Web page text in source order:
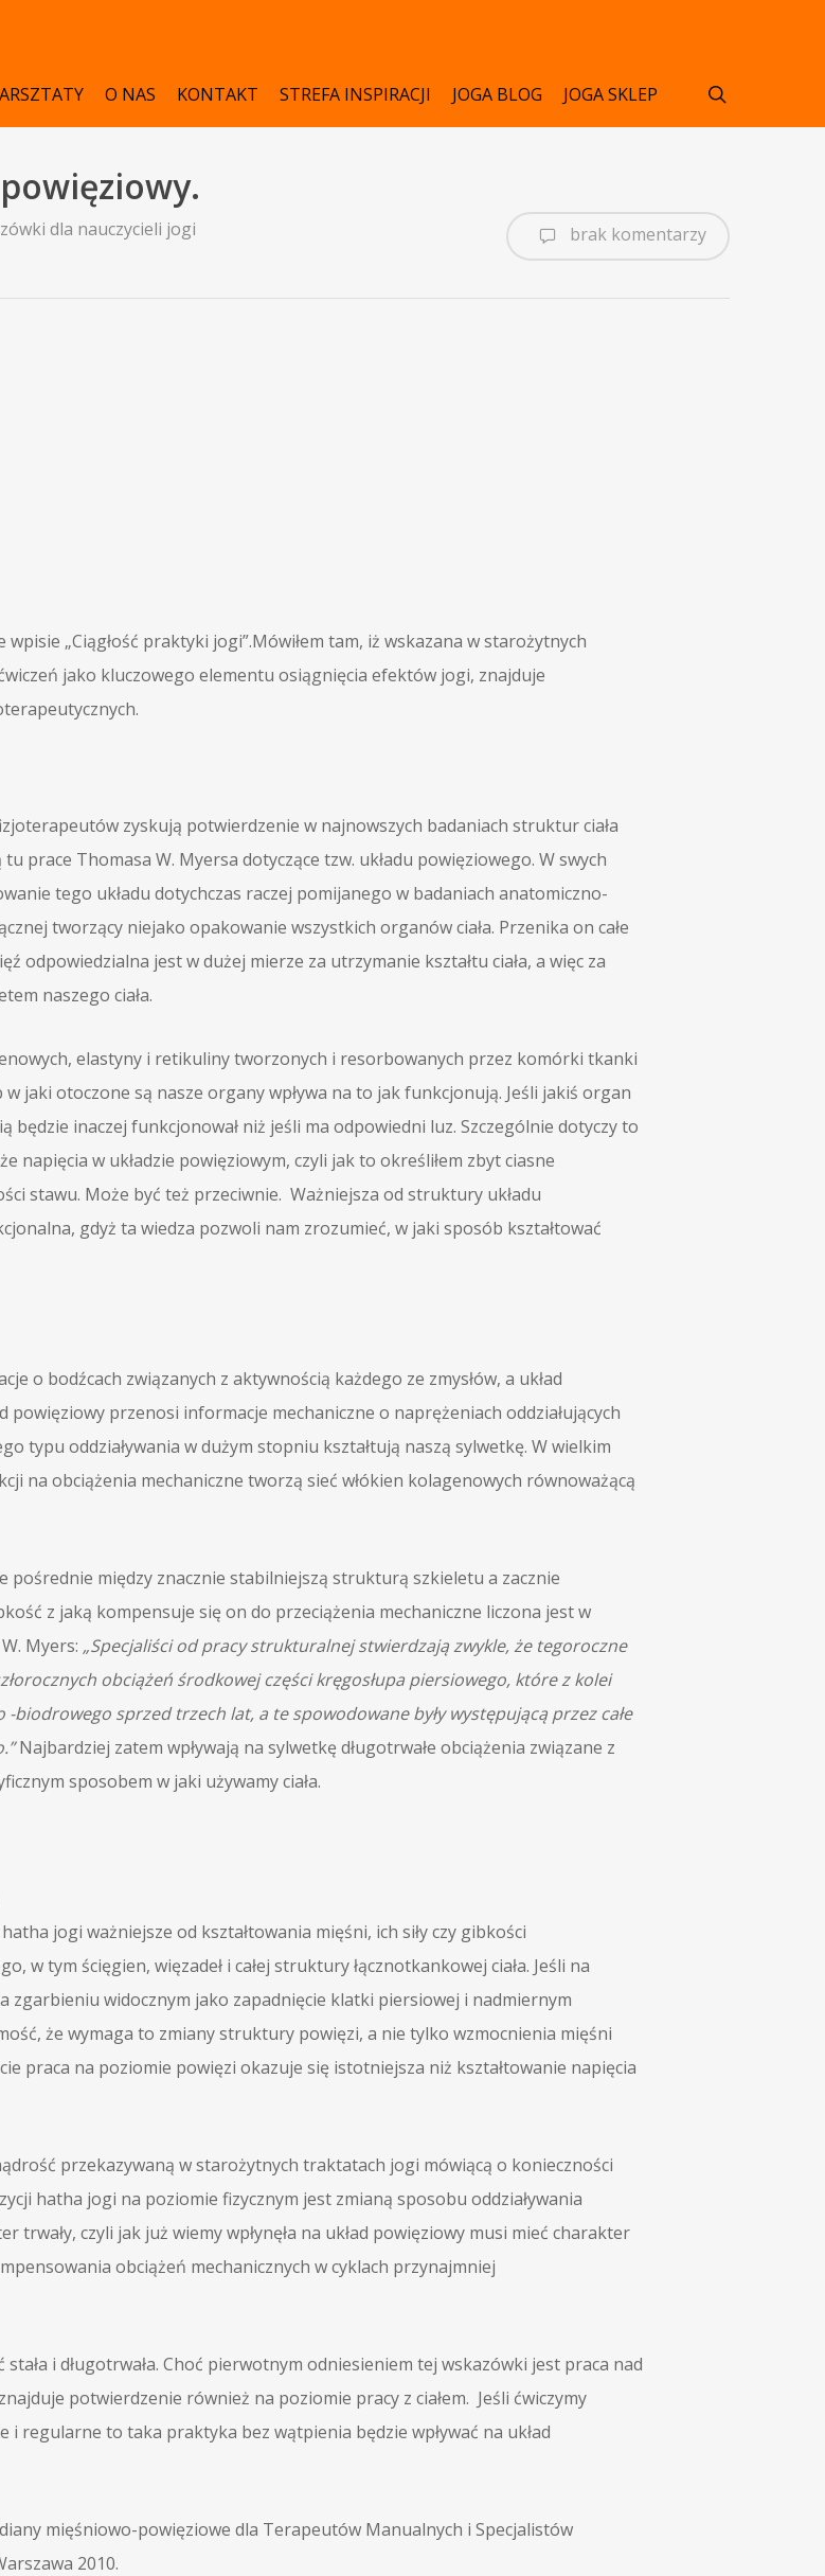
O NAS KONTAKT STREFA INSPIRACJI JOGA BLOG JOGA SKLEP
dla nauczycieli jogi brak komentarzy
„Ciągłość praktyki jogi”.Mówiłem tam, iż wskazana w starożytnych
jako kluczowego elementu osiągnięcia efektów jogi, znajduje
zyskują potwierdzenie w najnowszych badaniach struktur ciała
prace Thomasa W. Myersa dotyczące tzw. układu powięziowego. W swych
tego układu dotychczas raczej pomijanego w badaniach anatomiczno-
tworzący niejako opakowanie wszystkich organów ciała. Przenika on całe
odpowiedzialna jest w dużej mierze za utrzymanie kształtu ciała, a więc za
naszego ciała.
elastyny i retikuliny tworzonych i resorbowanych przez komórki tkanki
jaki otoczone są nasze organy wpływa na to jak funkcjonują. Jeśli jakiś organ
będzie inaczej funkcjonował niż jeśli ma odpowiedni luz. Szczególnie dotyczy to
napięcia w układzie powięziowym, czyli jak to określiłem zbyt ciasne
stawu. Może być też przeciwnie. Ważniejsza od struktury układu
gdyż ta wiedza pozwoli nam zrozumieć, w jaki sposób kształtować
o bodźcach związanych z aktywnością każdego ze zmysłów, a układ
przenosi informacje mechaniczne o naprężeniach oddziałujących
typu oddziaływania w dużym stopniu kształtują naszą sylwetkę. W wielkim
na obciążenia mechaniczne tworzą sieć włókien kolagenowych równoważącą
pośrednie między znacznie stabilniejszą strukturą szkieletu a zacznie
z jaką kompensuje się on do przeciążenia mechaniczne liczona jest w
Myers: „Specjaliści od pracy strukturalnej stwierdzają zwykle, że tegoroczne
obciążeń środkowej części kręgosłupa piersiowego, które z kolei
biodrowego sprzed trzech lat, a te spowodowane były występującą przez całe
Najbardziej zatem wpływają na sylwetkę długotrwałe obciążenia związane z
sposobem w jaki używamy ciała.
jogi ważniejsze od kształtowania mięśni, ich siły czy gibkości
w tym ścięgien, więzadeł i całej struktury łącznotkankowej ciała. Jeśli na
zgarbieniu widocznym jako zapadnięcie klatki piersiowej i nadmiernym
że wymaga to zmiany struktury powięzi, a nie tylko wzmocnienia mięśni
praca na poziomie powięzi okazuje się istotniejsza niż kształtowanie napięcia
przekazywaną w starożytnych traktatach jogi mówiącą o konieczności
hatha jogi na poziomie fizycznym jest zmianą sposobu oddziaływania
trwały, czyli jak już wiemy wpłynęła na układ powięziowy musi mieć charakter
obciążeń mechanicznych w cyklach przynajmniej
i długotrwała. Choć pierwotnym odniesieniem tej wskazówki jest praca nad
potwierdzenie również na poziomie pracy z ciałem. Jeśli ćwiczymy
regularne to taka praktyka bez wątpienia będzie wpływać na układ
mięśniowo-powięziowe dla Terapeutów Manualnych i Specjalistów
2010.